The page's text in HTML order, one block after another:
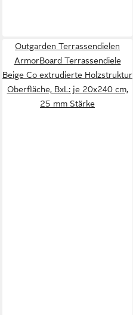
Outgarden Terrassendielen
ArmorBoard Terrassendiele
Beige Co extrudierte Holzstruktur
Oberfläche, BxL: je 20x240 cm,
25 mm Stärke